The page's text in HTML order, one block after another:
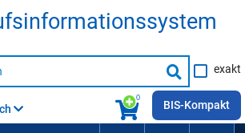
Suche
starten
exakt
0
BIS-Kompakt